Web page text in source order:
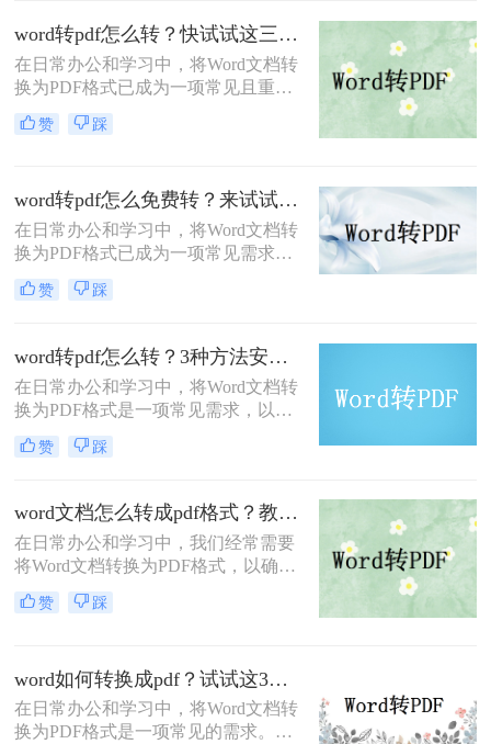
Word转为PDF的方法。
word转pdf怎么转？快试试这三个转换方法
在日常办公和学习中，将Word文档转
换为PDF格式已成为一项常见且重要
的任务。PDF格式因其不易被修改、
跨平台兼容性强等优点，在文件传输
转换为PDF的方法。
赞 踩
word转pdf怎么免费转？来试试这三种转换方法！
在日常办公和学习中，将Word文档转
换为PDF格式已成为一项常见需求。
PDF格式不仅保持了文档的原始格式
和布局，还方便在不同设备和平台上
免费转呢？本文将介绍三种免费将
Word转换为PDF的方法。
赞 踩
word转pdf怎么转？3种方法安利给你！
在日常办公和学习中，将Word文档转
换为PDF格式是一项常见需求，以便
在不同设备和平台上保持文档格式的
一致性，同时防止内容被意外修改。
三种将Word转换为PDF的高效方法。
赞 踩
word文档怎么转成pdf格式？教你三个超级实用的方法！
在日常办公和学习中，我们经常需要
将Word文档转换为PDF格式，以确保
文档在不同设备和软件上的格式一致
性。那么word文档怎么转成pdf格式
赞 踩
word如何转换成pdf？试试这3种转换方式！
在日常办公和学习中，将Word文档转
换为PDF格式是一项常见的需求。